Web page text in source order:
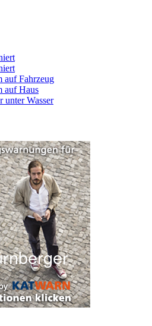
auf Fahrzeug
auf Haus
Wasser